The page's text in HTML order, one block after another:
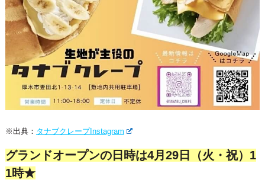
※出典： タナブクレープInstagram
グランドオープンの日時は4月29日（火・祝）1
1時★